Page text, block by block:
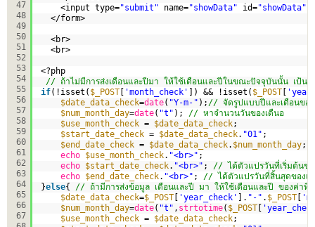
47
48
49
50
51
52
53
54
55
56
57
58
59
60
61
62
63
64
65
66
67
<input type="submit" name="showData" id="showData"
</form>
<br>
<br>
<?php
// ถ้าไม่มีการส่งเดือนและปีมา ให้ใช้เดือนและปีในขณะปัจจุบันนั้น เป้นตั
if(!isset( $_POST [ 'month_check' ]) && !isset( $_POST [
$date_data_check=date( "Y-m-" ); // จัดรูปแบบปีและเดือนขอ
$num_month_day=date( "t" ); // หาจำนวนวันของเดืนอ
$use_month_check = $date_data_check;
$start_date_check = $date_data_check. "01" ;
$end_date_check = $date_data_check. $num_month_day;
echo $use_month_check. "<br>" ;
echo $start_date_check. "<br>" ; // ได้ตัวแปรวันที่เริ่มต้นขอ
echo $end_date_check. "<br>" ; // ได้ตัวแปรวันที่สิ้นสุดของเดื
}else{ // ถ้ามีการส่งข้อมูล เดือนและปี มา ให้ใช้เดือนและปี ของค่าที่ส่
$date_data_check=$_POST [ 'year_check' ]. "-" . $_POST [
$num_month_day=date( "t" , strtotime( $_POST [
$use_month_check = $date_data_check;